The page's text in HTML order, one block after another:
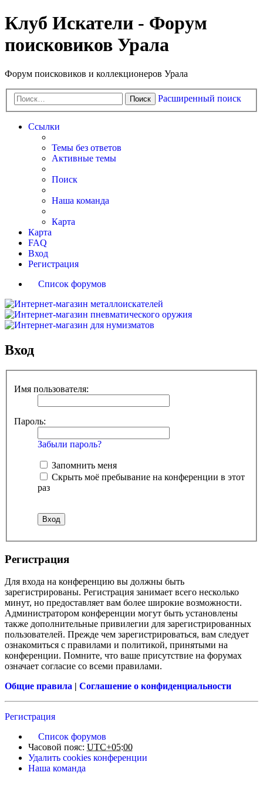
Клуб Искатели - Форум
поисковиков Урала
Форум поисковиков и коллекционеров Урала
Поиск Расширенный поиск
Ссылки
Темы без ответов
Активные темы
Поиск
Наша команда
Карта
Карта
FAQ
Вход
Регистрация
Список форумов
Вход
Имя пользователя:
Пароль:
Забыли пароль?
Запомнить меня
Скрыть моё пребывание на конференции в этот
раз
Регистрация
Для входа на конференцию вы должны быть
зарегистрированы. Регистрация занимает всего несколько
минут, но предоставляет вам более широкие возможности.
Администратором конференции могут быть установлены
также дополнительные привилегии для зарегистрированных
пользователей. Прежде чем зарегистрироваться, вам следует
ознакомиться с правилами и политикой, принятыми на
конференции. Помните, что ваше присутствие на форумах
означает согласие со всеми правилами.
Общие правила | Соглашение о конфиденциальности
Регистрация
Список форумов
Часовой пояс: UTC+05:00
Удалить cookies конференции
Наша команда